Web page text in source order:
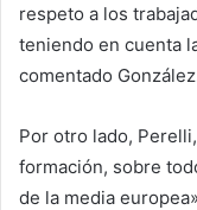
respeto a los
teniendo en cuenta
comentado
Por otro lado,
formación, sobre
de la media